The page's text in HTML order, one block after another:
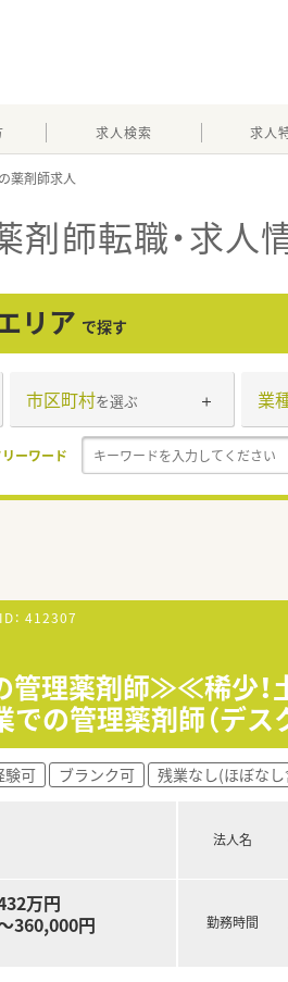
求人検索 求人
剤師転職・求人
リア で探す
市区町村を選ぶ 業
ーワード
： 412307
管理薬剤師≫≪稀少
の管理薬剤師（デス
験可 ブランク可 残業なし(ほぼな
万円
360,000円
法人名
勤務時間